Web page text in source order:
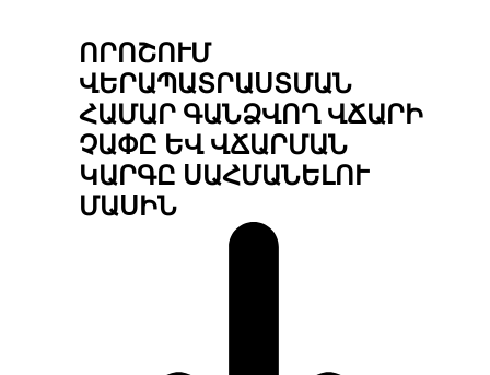
ՈՐՈՇՈՒՄ
ՎԵՐԱՊԱՏՐԱՍՏՄԱՆ
ՀԱՄԱՐ ԳԱՆՁՎՈՂ ՎՃԱՐԻ
ՉԱՓԸ ԵՎ ՎՃԱՐՄԱՆ
ԿԱՐԳԸ ՍԱՀՄԱՆԵԼՈՒ
ՄԱՍԻՆ